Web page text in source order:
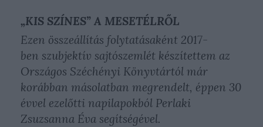
„KIS SZÍNES” A MESETÉLRŐL
Ezen összeállítás folytatásaként 2017-
ben szubjektív sajtószemlét készítettem az
Országos Széchényi Könyvtártól már
korábban másolatban megrendelt, éppen 30
évvel ezelőtti napilapokból Perlaki
Zsuzsanna Éva segítségével.